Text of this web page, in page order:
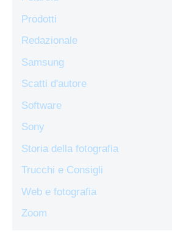
Prodotti
Redazionale
Samsung
Scatti d'autore
Software
Sony
Storia della fotografia
Trucchi e Consigli
Web e fotografia
Zoom